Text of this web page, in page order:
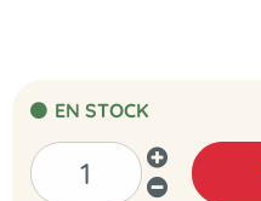
EN STOCK